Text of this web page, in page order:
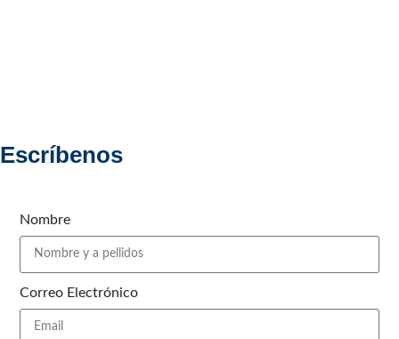
Escríbenos
Nombre
Correo Electrónico